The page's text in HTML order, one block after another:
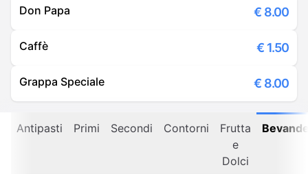
Don Papa € 8.00
Caffè € 1.50
Grappa Speciale € 8.00
Antipasti Primi Secondi Contorni
Frutta
e
Dolci